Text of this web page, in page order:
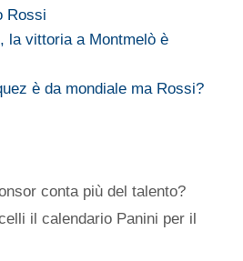
Rossi
la vittoria a Montmelò è
è da mondiale ma Rossi?
conta più del talento?
il calendario Panini per il